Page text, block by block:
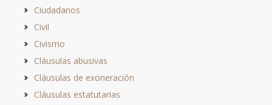
Ciudadanos
Civil
Civismo
Cláusulas abusivas
Cláusulas de exoneración
Cláusulas estatutarias